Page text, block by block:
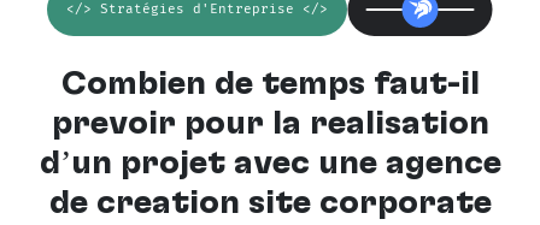
</> Stratégies d'Entreprise </>
Combien de temps faut-il
prévoir pour la réalisation
d’un projet avec une agence
de création site corporate